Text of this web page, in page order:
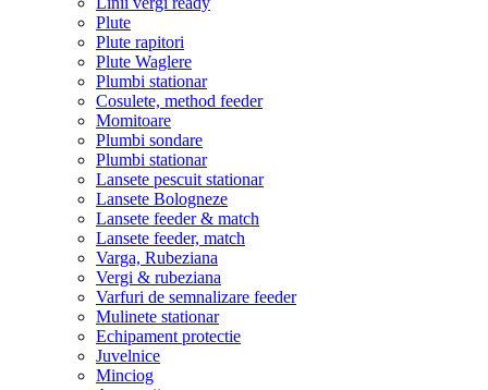
Plute
Plute rapitori
Plute Waglere
Plumbi stationar
Cosulete, method feeder
Momitoare
Plumbi sondare
Plumbi stationar
Lansete pescuit stationar
Lansete Bologneze
Lansete feeder & match
Lansete feeder, match
Varga, Rubeziana
Vergi & rubeziana
Varfuri de semnalizare feeder
Mulinete stationar
Echipament protectie
Juvelnice
Minciog